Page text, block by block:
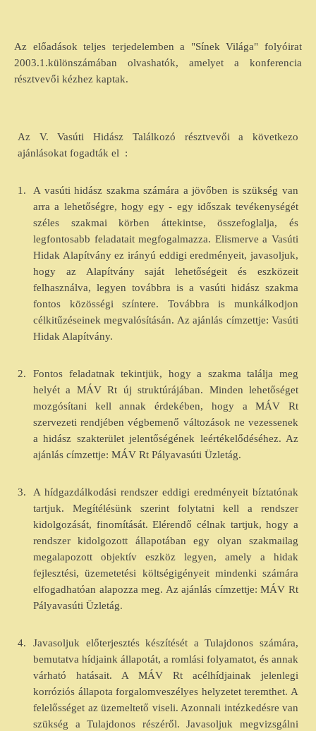
Az előadások teljes terjedelemben a "Sínek Világa" folyóirat
2003.1.különszámában olvashatók, amelyet a konferencia
résztvevői kézhez kaptak.
Az V. Vasúti Hidász Találkozó résztvevői a következo
ajánlásokat fogadták el
:
1.
A vasúti hidász szakma számára a jövőben is szükség van
arra a lehetőségre, hogy egy - egy időszak tevékenységét
széles szakmai körben áttekintse, összefoglalja, és
legfontosabb feladatait megfogalmazza. Elismerve a Vasúti
Hidak Alapítvány ez irányú eddigi eredményeit, javasoljuk,
hogy az Alapítvány saját lehetőségeit és eszközeit
felhasználva, legyen továbbra is a vasúti hidász szakma
fontos közösségi színtere. Továbbra is munkálkodjon
célkitűzéseinek megvalósításán. Az ajánlás címzettje: Vasúti
Hidak Alapítvány.
2.
Fontos feladatnak tekintjük, hogy a szakma találja meg
helyét a MÁV Rt új struktúrájában. Minden lehetőséget
mozgósítani kell annak érdekében, hogy a MÁV Rt
szervezeti rendjében végbemenő változások ne vezessenek
a hidász szakterület jelentőségének leértékelődéséhez. Az
ajánlás címzettje: MÁV Rt Pályavasúti Üzletág.
3.
A hídgazdálkodási rendszer eddigi eredményeit bíztatónak
tartjuk. Megítélésünk szerint folytatni kell a rendszer
kidolgozását, finomítását. Elérendő célnak tartjuk, hogy a
rendszer kidolgozott állapotában egy olyan szakmailag
megalapozott objektív eszköz legyen, amely a hidak
fejlesztési, üzemetetési költségigényeit mindenki számára
elfogadhatóan alapozza meg. Az ajánlás címzettje: MÁV Rt
Pályavasúti Üzletág.
4.
Javasoljuk előterjesztés készítését a Tulajdonos számára,
bemutatva hídjaink állapotát, a romlási folyamatot, és annak
várható hatásait. A MÁV Rt acélhídjainak jelenlegi
korróziós állapota forgalomveszélyes helyzetet teremthet. A
felelősséget az üzemeltető viseli. Azonnali intézkedésre van
szükség a Tulajdonos részéről. Javasoljuk megvizsgálni